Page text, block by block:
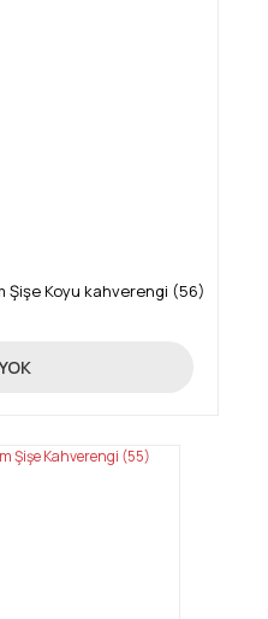
Şişe Koyu kahverengi (56)